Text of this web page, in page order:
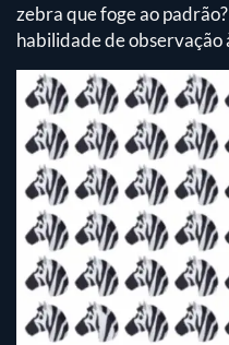
zebra que foge ao
habilidade de observação